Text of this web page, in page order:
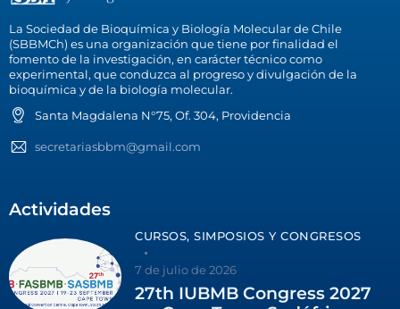
La Sociedad de Bioquímica y Biología Molecular de Chile
(SBBMCh) es una organización que tiene por finalidad el
fomento de la investigación, en carácter técnico como
experimental, que conduzca al progreso y divulgación de la
bioquímica y de la biología molecular.
Santa Magdalena N°75, Of. 304, Providencia
secretariasbbm@gmail.com
Actividades
CURSOS, SIMPOSIOS Y CONGRESOS
7 de julio de 2026
27th IUBMB Congress 2027